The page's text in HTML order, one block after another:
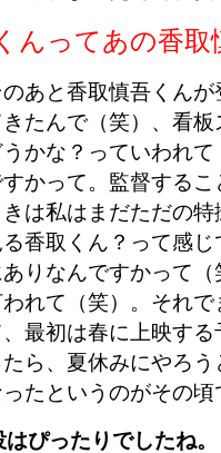
んってあの香取
のあと香取慎吾くん
きたんで（笑）、看
うかな？っていわれ
すかって。監督する
きは私はまだただの
る香取くん？って感
ありなんですかって
れて（笑）。それ
、最初は春に上映す
たら、夏休みにやろ
ったというのがその頃
ぴったりでしたね。